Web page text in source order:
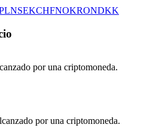
SEKCHFNOKRONDKK
por una criptomoneda.
por una criptomoneda.